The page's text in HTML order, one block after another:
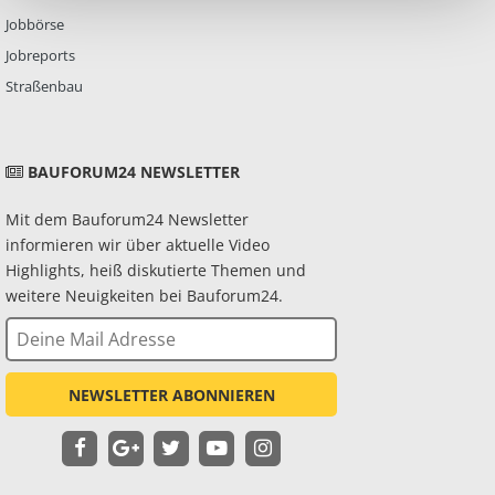
Jobbörse
Jobreports
Straßenbau
BAUFORUM24 NEWSLETTER
Mit dem Bauforum24 Newsletter
informieren wir über aktuelle Video
Highlights, heiß diskutierte Themen und
weitere Neuigkeiten bei Bauforum24.
NEWSLETTER ABONNIEREN